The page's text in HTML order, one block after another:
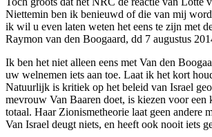
Niettemin ben ik benieuwd of die van mij
ik wil u even laten weten het eens te zijn met
Raymon van den Boogaard, dd 7 augustus
Ik ben het niet alleen eens met Van den
uw welnemen iets aan toe. Laat ik het kort
Natuurlijk is kritiek op het beleid van Israel
mevrouw Van Baaren doet, is kiezen voor een
totaal. Haar Zionismetheorie laat geen andere
Van Israel deugt niets, en heeft ook nooit iets